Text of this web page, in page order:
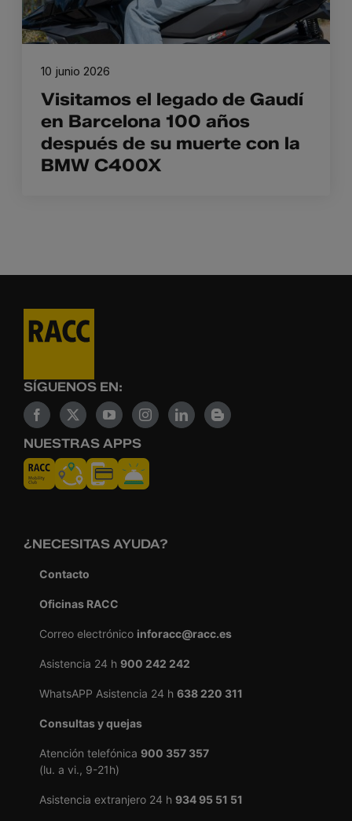
Visitamos el legado de Gaudí
en Barcelona 100 años
después de su muerte con la
BMW C400X
10 junio 2026
SÍGUENOS EN:
NUESTRAS APPS
¿NECESITAS AYUDA?
Contacto
Oficinas RACC
Correo electrónico inforacc@racc.es
Asistencia 24 h 900 242 242
WhatsAPP Asistencia 24 h 638 220 311
Consultas y quejas
Atención telefónica 900 357 357
(lu. a vi., 9-21h)
Asistencia extranjero 24 h 934 95 51 51